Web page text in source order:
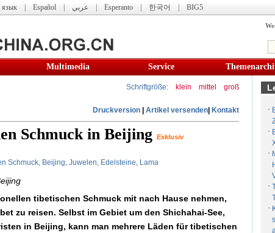
язык Español عربي Esperanto 한국어 BIG5
Multimedia Service
Schriftgröße: klein mittel groß
Druckversion| Artikel versenden| Kontakt
Schmuck in Beijing Exklusiv
Schmuck, Beijing, Juwelen, Edelsteine, Lama
tibetischen Schmuck mit nach Hause nehmen,
zu reisen. Selbst im Gebiet um den Shichahai-See,
in Beijing, kann man mehrere Läden für tibetischen